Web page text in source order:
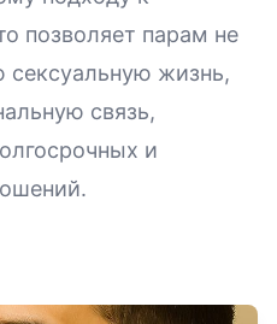
позволяет парам не
сексуальную жизнь,
связь,
и